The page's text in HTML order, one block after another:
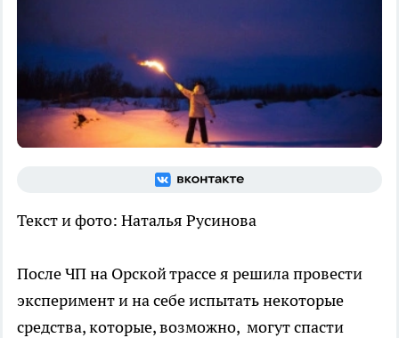
Текст и фото: Наталья Русинова
После ЧП на Орской трассе я решила провести
эксперимент и на себе испытать некоторые
средства, которые, возможно, могут спасти